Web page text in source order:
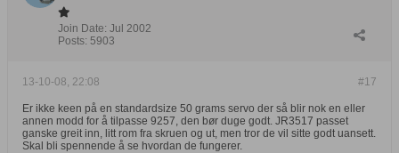
Join Date: Jul 2002
Posts: 5903
#17
13-10-08, 22:08
Er ikke keen på en standardsize 50 grams servo der så blir nok en eller
annen modd for å tilpasse 9257, den bør duge godt. JR3517 passet
ganske greit inn, litt rom fra skruen og ut, men tror de vil sitte godt uansett.
Skal bli spennende å se hvordan de fungerer.